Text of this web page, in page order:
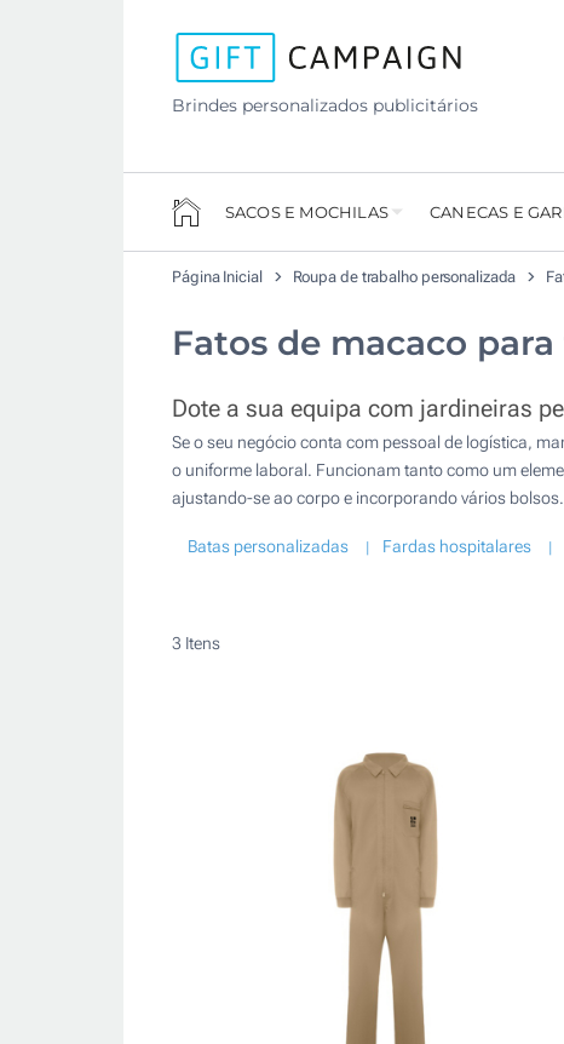
Brindes personalizados publicitários
SACOS E MOCHILAS CANECAS E
Página Inicial Roupa de trabalho personalizada
Fatos de macaco
Dote a sua equipa com jardineiras
Se o seu negócio conta com pessoal de logística,
o uniforme laboral. Funcionam tanto como um
ajustando-se ao corpo e incorporando vários
Batas personalizadas Fardas hospitalares
3 Itens